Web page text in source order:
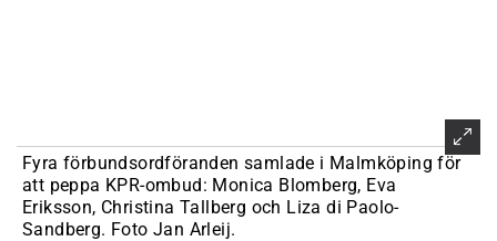
Fyra förbundsordföranden samlade i Malmköping för
att peppa KPR-ombud: Monica Blomberg, Eva
Eriksson, Christina Tallberg och Liza di Paolo-
Sandberg. Foto Jan Arleij.